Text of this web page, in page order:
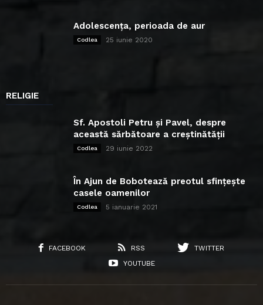
Adolescența, perioada de aur
Codlea 25 iunie 2020
RELIGIE
Sf. Apostoli Petru și Pavel, despre
această sărbătoare a creștinătății
Codlea 29 iunie 2022
În Ajun de Bobotează preotul sfințește
casele oamenilor
Codlea 5 ianuarie 2021
FACEBOOK RSS
TWITTER
YOUTUBE